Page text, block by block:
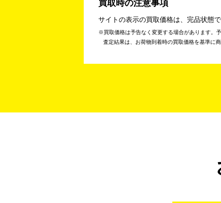
買取時の注意事項
サイトの表示の買取価格は、完品状態
買取価格は予告なく変更する場合があります。
査定結果は、お荷物到着時の買取価格を基準に